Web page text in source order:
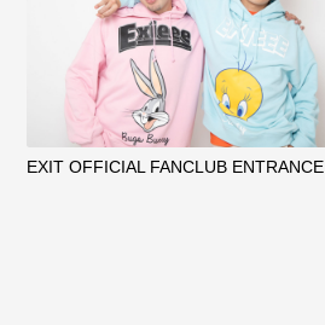
EXIT OFFICIAL FANCLUB ENTRANCE